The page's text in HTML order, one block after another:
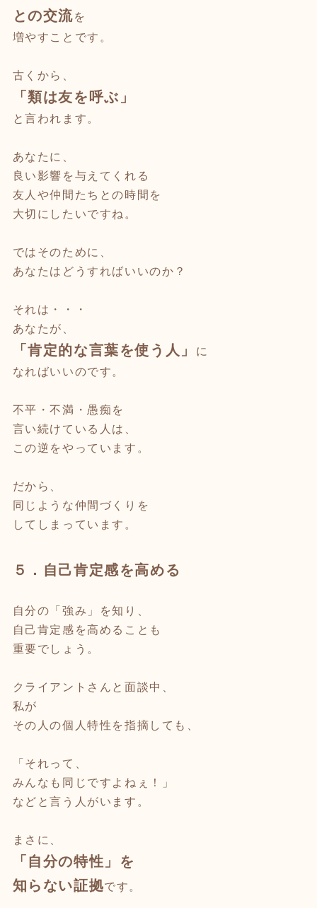
との交流を
増やすことです。
古くから、
「類は友を呼ぶ」
と言われます。
あなたに、
良い影響を与えてくれる
友人や仲間たちとの時間を
大切にしたいですね。
ではそのために、
あなたはどうすればいいのか？
それは・・・
あなたが、
「肯定的な言葉を使う人」
に
なればいいのです。
不平・不満・愚痴を
言い続けている人は、
この逆をやっています。
だから、
同じような仲間づくりを
してしまっています。
５．自己肯定感を高める
自分の「強み」を知り、
自己肯定感を高めることも
重要でしょう。
クライアントさんと面談中、
私が
その人の個人特性を指摘しても、
「それって、
みんなも同じですよねぇ！」
などと言う人がいます。
まさに、
「自分の特性」を
知らない証拠です。